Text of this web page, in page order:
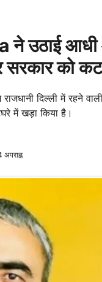
उठाई आधी
सरकार को
दिल्ली में रहने
में खड़ा किया है।